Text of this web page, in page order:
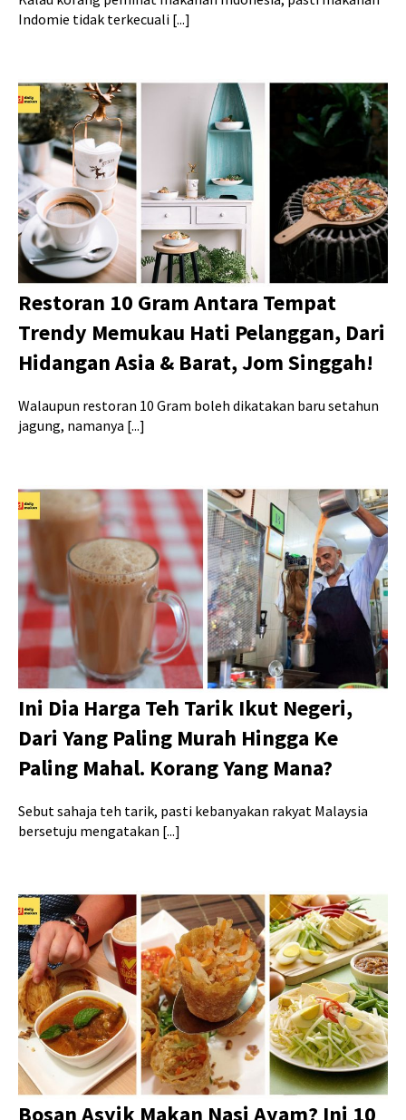
Indomie tidak terkecuali [...]
Restoran 10 Gram Antara Tempat
Trendy Memukau Hati Pelanggan, Dari
Hidangan Asia & Barat, Jom Singgah!
Walaupun restoran 10 Gram boleh dikatakan baru setahun
jagung, namanya [...]
Ini Dia Harga Teh Tarik Ikut Negeri,
Dari Yang Paling Murah Hingga Ke
Paling Mahal. Korang Yang Mana?
Sebut sahaja teh tarik, pasti kebanyakan rakyat Malaysia
bersetuju mengatakan [...]
Bosan Asyik Makan Nasi Ayam? Ini 10